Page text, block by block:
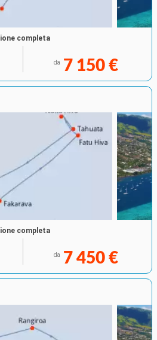
completa
da 7 150 €
completa
da 7 450 €